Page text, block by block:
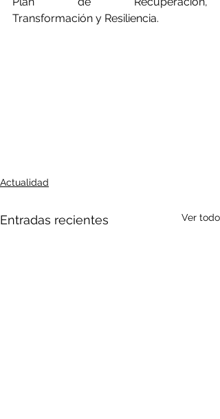
Transformación y Resiliencia.
Actualidad
Entradas recientes Ver todo